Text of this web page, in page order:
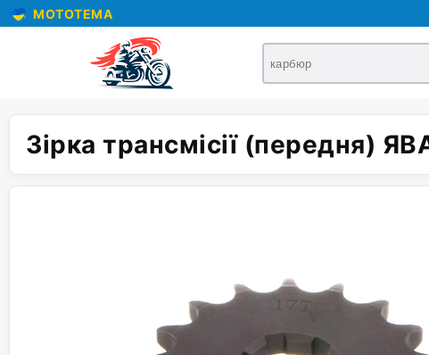
MOTOTEMA
Зірка трансмісії (передня)